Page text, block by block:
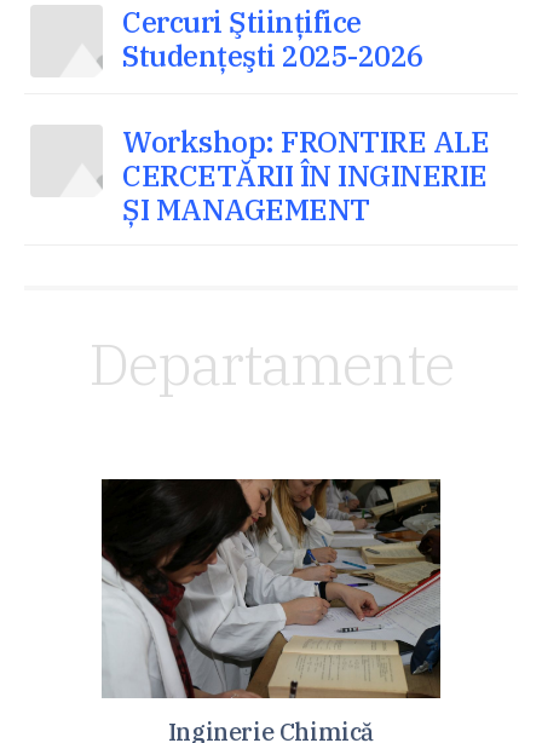
Cercuri Ştiinţifice
Studenţeşti 2025-2026
Workshop: FRONTIRE ALE
CERCETĂRII ÎN INGINERIE
ȘI MANAGEMENT
Departamente
Inginerie Chimică